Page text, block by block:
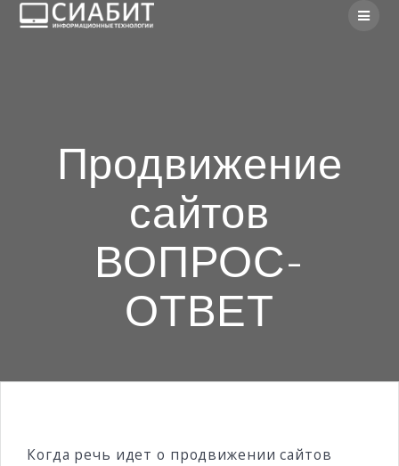
Продвижение
сайтов
ВОПРОС-
ОТВЕТ
Когда речь идет о продвижении сайтов